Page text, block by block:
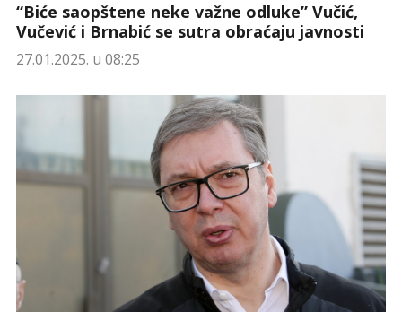
“Biće saopštene neke važne odluke” Vučić,
Vučević i Brnabić se sutra obraćaju javnosti
27.01.2025. u 08:25